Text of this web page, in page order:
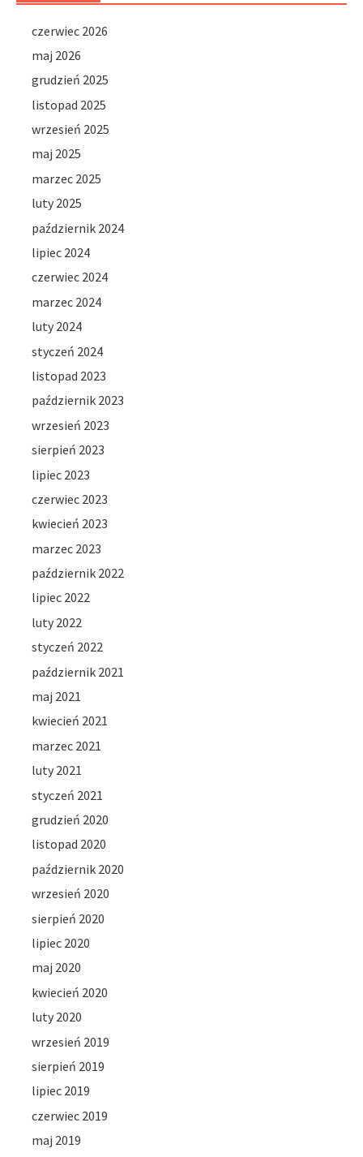
czerwiec 2026
maj 2026
grudzień 2025
listopad 2025
wrzesień 2025
maj 2025
marzec 2025
luty 2025
październik 2024
lipiec 2024
czerwiec 2024
marzec 2024
luty 2024
styczeń 2024
listopad 2023
październik 2023
wrzesień 2023
sierpień 2023
lipiec 2023
czerwiec 2023
kwiecień 2023
marzec 2023
październik 2022
lipiec 2022
luty 2022
styczeń 2022
październik 2021
maj 2021
kwiecień 2021
marzec 2021
luty 2021
styczeń 2021
grudzień 2020
listopad 2020
październik 2020
wrzesień 2020
sierpień 2020
lipiec 2020
maj 2020
kwiecień 2020
luty 2020
wrzesień 2019
sierpień 2019
lipiec 2019
czerwiec 2019
maj 2019